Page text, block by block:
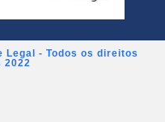
- Todos os direitos
2022